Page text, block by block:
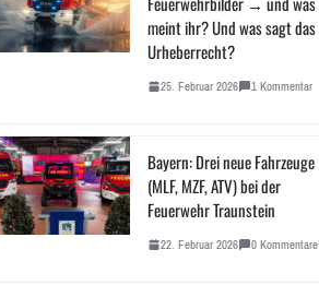
meint ihr? Und was sagt das
Urheberrecht?
25. Februar 2026 1 Kommentar
Bayern: Drei neue Fahrzeuge
(MLF, MZF, ATV) bei der
Feuerwehr Traunstein
22. Februar 2026 0 Kommentare